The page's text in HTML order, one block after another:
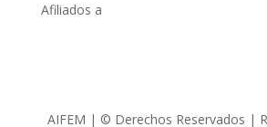
Afiliados a
AIFEM | © Derechos Reservados |